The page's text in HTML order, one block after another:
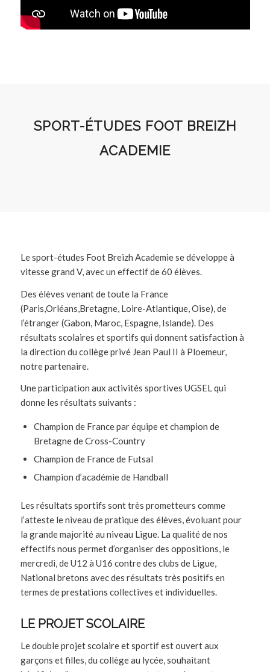
SPORT-ÉTUDES FOOT BREIZH
ACADEMIE
Le sport-études Foot Breizh Academie se développe à
vitesse grand V, avec un effectif de 60 élèves.
Des élèves venant de toute la France
(Paris,Orléans,Bretagne, Loire-Atlantique, Oise), de
l’étranger (Gabon, Maroc, Espagne, Islande). Des
résultats scolaires et sportifs qui donnent satisfaction à
la direction du collège privé Jean Paul II à Ploemeur,
notre partenaire.
Une participation aux activités sportives UGSEL qui
donne les résultats suivants :
Champion de France par équipe et champion de
Bretagne de Cross-Country
Champion de France de Futsal
Champion d’académie de Handball
Les résultats sportifs sont très prometteurs comme
l’atteste le niveau de pratique des élèves, évoluant pour
la grande majorité au niveau Ligue. La qualité de nos
effectifs nous permet d’organiser des oppositions, le
mercredi, de U12 à U16 contre des clubs de Ligue,
National bretons avec des résultats très positifs en
termes de prestations collectives et individuelles.
LE PROJET SCOLAIRE
Le double projet scolaire et sportif est ouvert aux
garçons et filles, du collège au lycée, souhaitant